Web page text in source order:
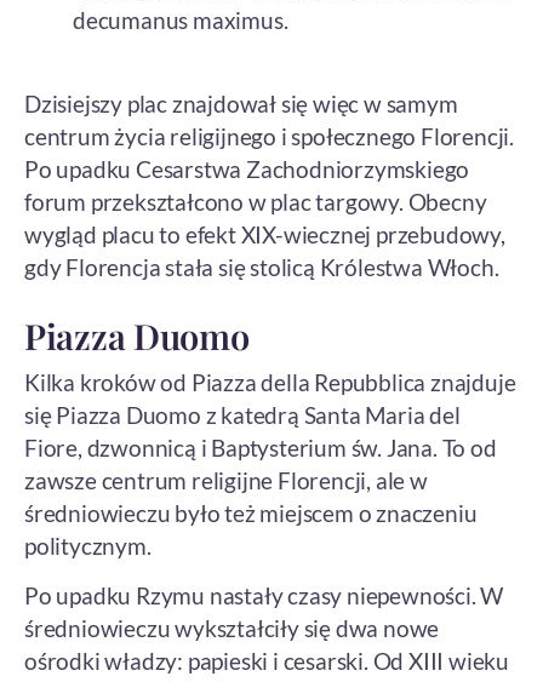
decumanus maximus.
Dzisiejszy plac znajdował się więc w samym
centrum życia religijnego i społecznego Florencji.
Po upadku Cesarstwa Zachodniorzymskiego
forum przekształcono w plac targowy. Obecny
wygląd placu to efekt XIX-wiecznej przebudowy,
gdy Florencja stała się stolicą Królestwa Włoch.
Piazza Duomo
Kilka kroków od Piazza della Repubblica znajduje
się Piazza Duomo z katedrą Santa Maria del
Fiore, dzwonnicą i Baptysterium św. Jana. To od
zawsze centrum religijne Florencji, ale w
średniowieczu było też miejscem o znaczeniu
politycznym.
Po upadku Rzymu nastały czasy niepewności. W
średniowieczu wykształciły się dwa nowe
ośrodki władzy: papieski i cesarski. Od XIII wieku